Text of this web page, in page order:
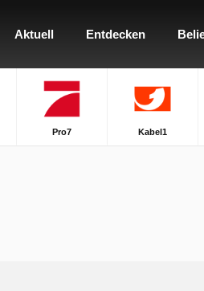
Aktuell Entdecken
Pro7 Kabel1